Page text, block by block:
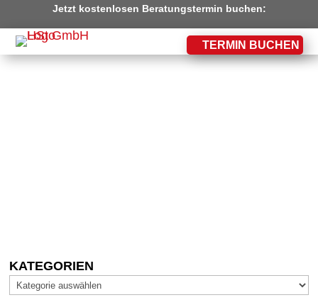
Jetzt kostenlosen Beratungstermin buchen:
TERMIN BUCHEN
KATEGORIEN